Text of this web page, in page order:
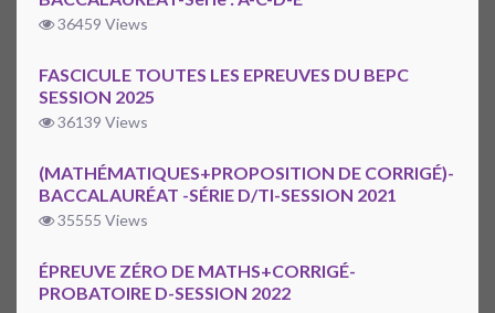
36459 Views
FASCICULE TOUTES LES EPREUVES DU BEPC
SESSION 2025
36139 Views
(MATHÉMATIQUES+PROPOSITION DE CORRIGÉ)-
BACCALAURÉAT -SÉRIE D/TI-SESSION 2021
35555 Views
ÉPREUVE ZÉRO DE MATHS+CORRIGÉ-
PROBATOIRE D-SESSION 2022